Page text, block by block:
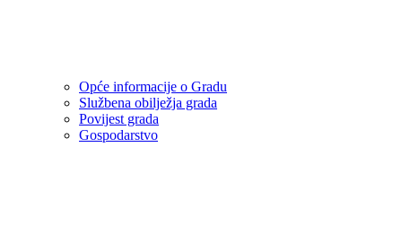
Opće informacije o Gradu
Službena obilježja grada
Povijest grada
Gospodarstvo